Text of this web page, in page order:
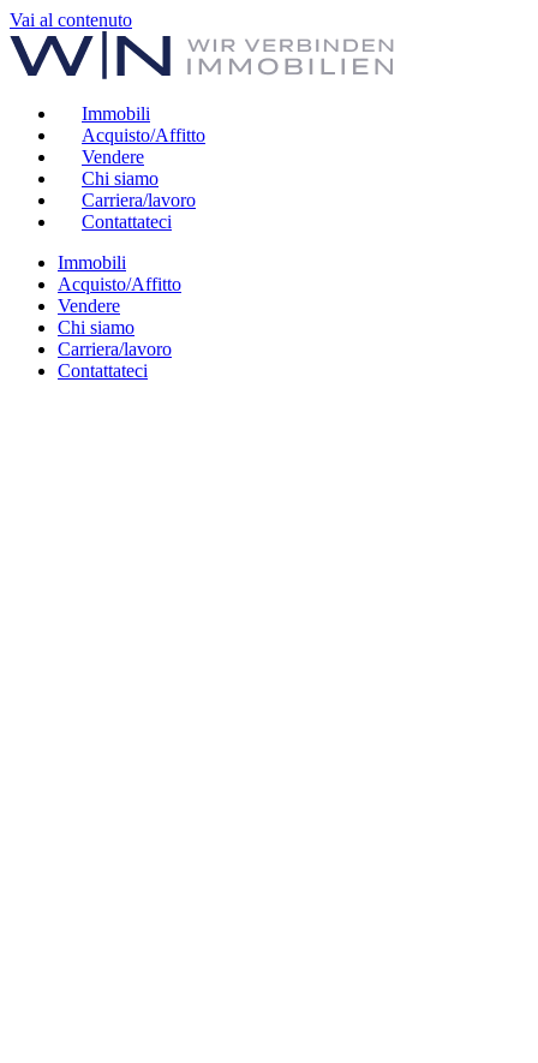
Vai al contenuto
Immobili
Acquisto/Affitto
Vendere
Chi siamo
Carriera/lavoro
Contattateci
Immobili
Acquisto/Affitto
Vendere
Chi siamo
Carriera/lavoro
Contattateci